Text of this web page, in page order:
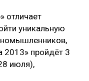
отличает
уникальную
2013» пройдёт 3
июля),